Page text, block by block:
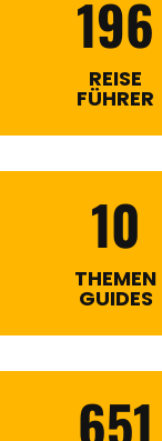
196
REISE
FÜHRER
10
THEMEN
GUIDES
651